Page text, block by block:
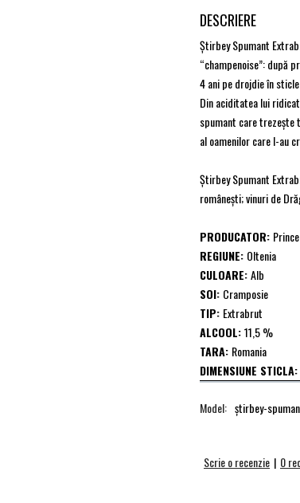
DESCRIERE
Ştirbey Spumant
“champenoise”: după
4 ani pe drojdie în
Din aciditatea lui
spumant care trezeşte
al oamenilor care l-au
Ştirbey Spumant
româneşti; vinuri de
PRODUCATOR:
REGIUNE: Oltenia
CULOARE:Alb
SOI: Cramposie
TIP: Extrabrut
ALCOOL:11,5 %
TARA: Romania
DIMENSIUNE STICLA:
Model: ştirbey-
Scrie o recenzie | 0